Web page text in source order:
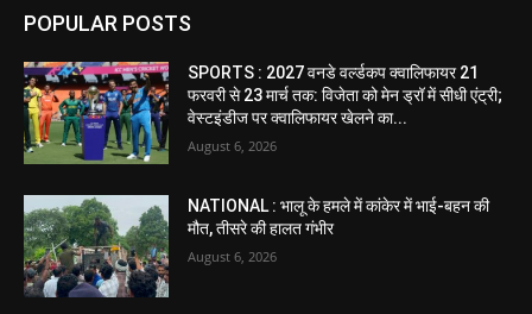
POPULAR POSTS
SPORTS : 2027 वनडे वर्ल्डकप क्वालिफायर 21
फरवरी से 23 मार्च तक: विजेता को मेन ड्रॉ में सीधी एंट्री;
वेस्टइंडीज पर क्वालिफायर खेलने का...
August 6, 2026
NATIONAL : भालू के हमले में कांकेर में भाई-बहन की
मौत, तीसरे की हालत गंभीर
August 6, 2026